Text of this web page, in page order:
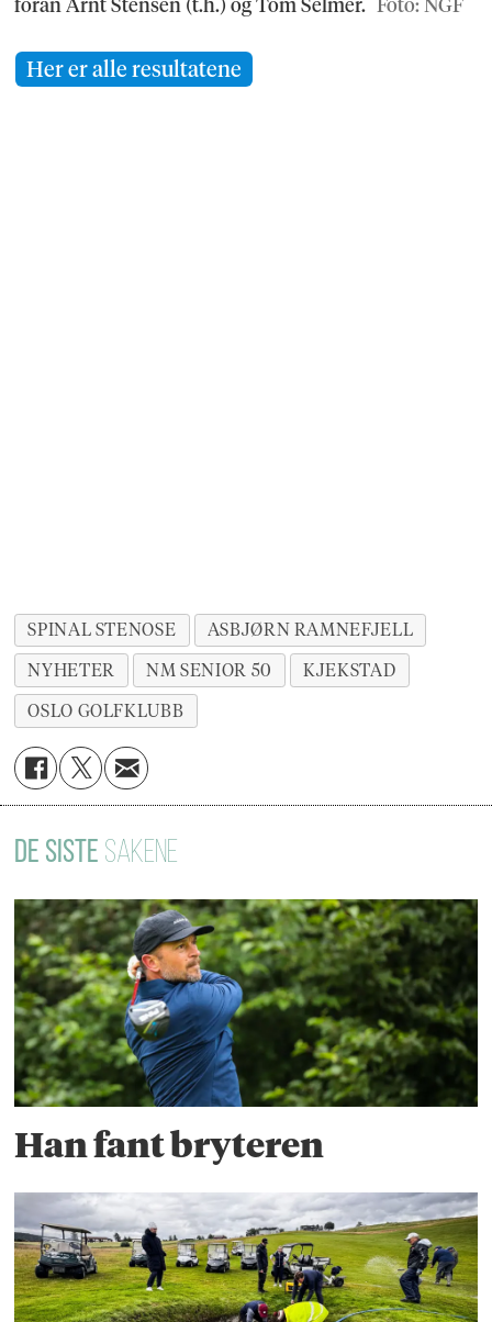
foran Arnt Stensen (t.h.) og Tom Selmer. Foto: NGF
Her er alle resultatene
SPINAL STENOSE
ASBJØRN RAMNEFJELL
NYHETER
NM SENIOR 50
KJEKSTAD
OSLO GOLFKLUBB
DE SISTE SAKENE
Han fant bryteren